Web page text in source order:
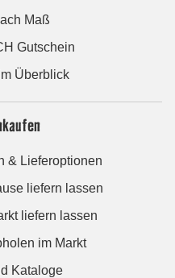
Maß
Gutschein
Überblick
& Lieferoptionen
liefern lassen
liefern lassen
im Markt
Kataloge